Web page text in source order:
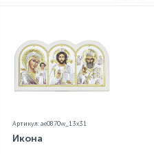
Артикул: ae0870w_13х31
Икона